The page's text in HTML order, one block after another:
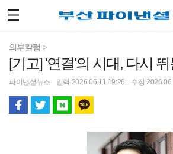
외부칼럼 >
[기고] '연결'의 시대, 다시
파이낸셜뉴스 입력 2026.06.11 19:26 수정